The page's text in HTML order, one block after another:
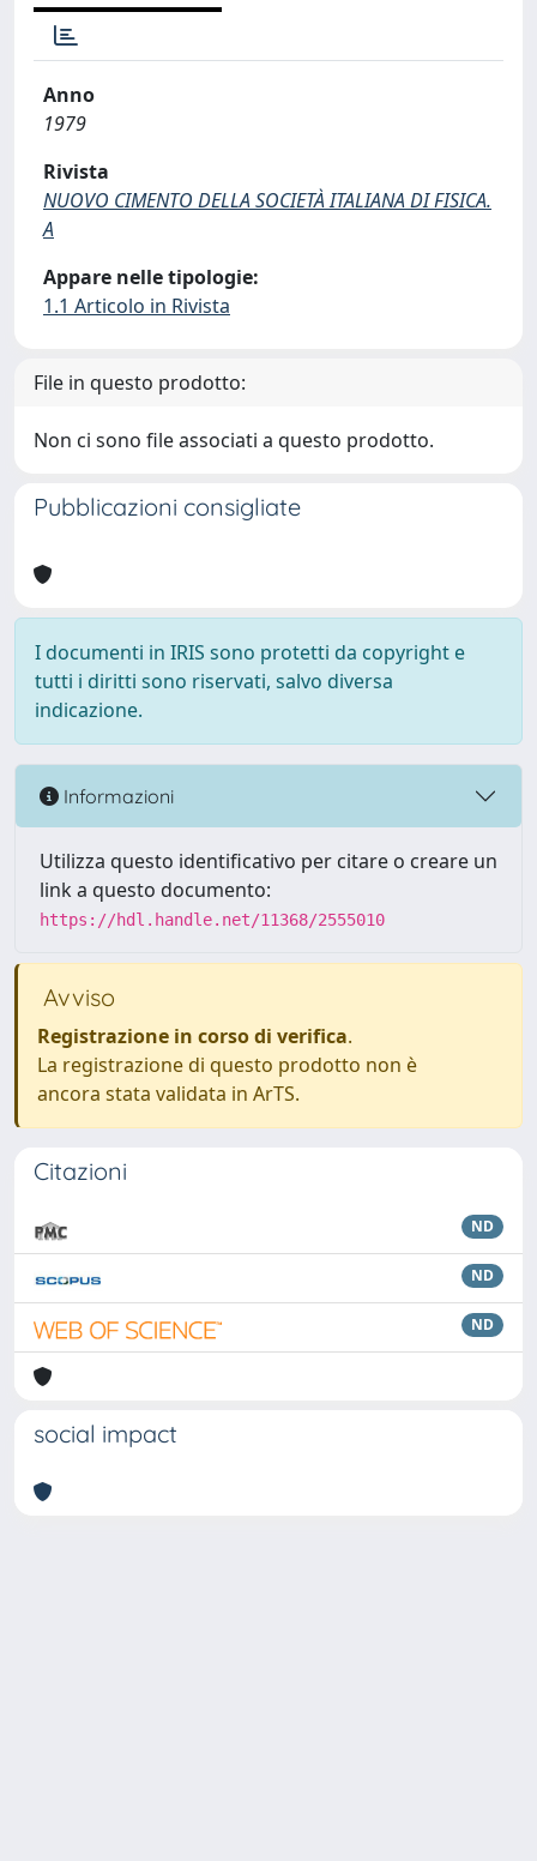
Anno
1979
Rivista
NUOVO CIMENTO DELLA SOCIETÀ ITALIANA DI FISICA.
A
Appare nelle tipologie:
1.1 Articolo in Rivista
File in questo prodotto:
Non ci sono file associati a questo prodotto.
Pubblicazioni consigliate
I documenti in IRIS sono protetti da copyright e
tutti i diritti sono riservati, salvo diversa
indicazione.
Informazioni
Utilizza questo identificativo per citare o creare un
link a questo documento:
https://hdl.handle.net/11368/2555010
Avviso
Registrazione in corso di verifica.
La registrazione di questo prodotto non è
ancora stata validata in ArTS.
Citazioni
ND
ND
ND
social impact